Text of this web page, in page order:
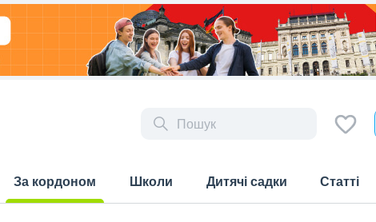
За кордоном
Школи Дитячі садки Статті